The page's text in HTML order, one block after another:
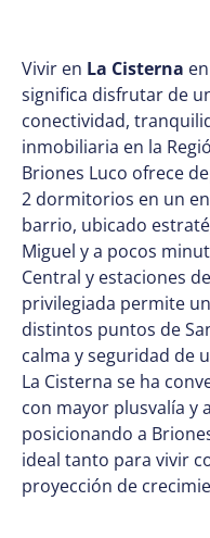
Vivir en La Cisterna
significa disfrutar de
conectividad,
inmobiliaria en la
Briones Luco ofrece
2 dormitorios en un
barrio, ubicado
Miguel y a pocos
Central y estaciones
privilegiada permite
distintos puntos de
calma y seguridad de
La Cisterna se ha
con mayor plusvalía y
posicionando a
ideal tanto para vivir
proyección de